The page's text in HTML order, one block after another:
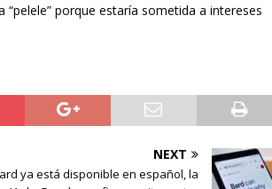
“pelele” porque estaría sometida a intereses
NEXT
ya está disponible en español, la